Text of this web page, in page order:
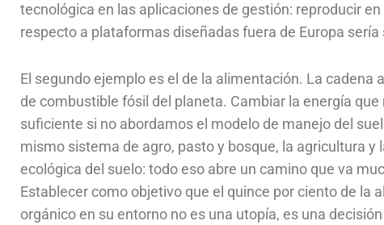
tecnológica en las aplicaciones de gestión: reproducir
respecto a plataformas diseñadas fuera de Europa
El segundo ejemplo es el de la alimentación. La
de combustible fósil del planeta. Cambiar la energía
suficiente si no abordamos el modelo de manejo del
mismo sistema de agro, pasto y bosque, la agricultura
ecológica del suelo: todo eso abre un camino que va
Establecer como objetivo que el quince por ciento de
orgánico en su entorno no es una utopía, es una